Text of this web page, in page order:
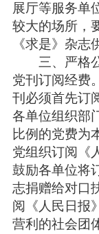
展厅等服务单
较大的场所，
《求是》杂志
三、严格公
党刊订阅经费
刊必须首先订
各单位组织部
比例的党费为
党组织订阅《
鼓励各单位将
志捐赠给对口
阅《人民日报
营利的社会团